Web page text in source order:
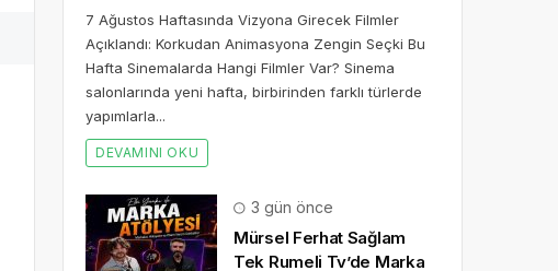
7 Ağustos Haftasında Vizyona Girecek Filmler
Açıklandı: Korkudan Animasyona Zengin Seçki Bu
Hafta Sinemalarda Hangi Filmler Var? Sinema
salonlarında yeni hafta, birbirinden farklı türlerde
yapımlarla...
DEVAMINI OKU
3 gün önce
Mürsel Ferhat Sağlam
Tek Rumeli Tv’de Marka